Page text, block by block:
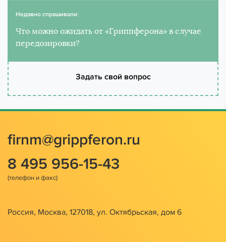
Недавно спрашивали:
Что можно ожидать от «Гриппферона» в случае
передозировки?
Задать свой вопрос
firnm@grippferon.ru
8 495 956-15-43
Россия, Москва, 127018, ул. Октябрьская, дом 6